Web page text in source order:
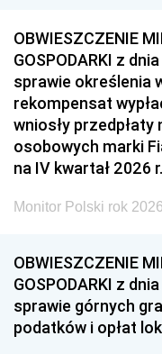
OBWIESZCZENIE
GOSPODARKI z
sprawie określenia
rekompensat
wniosły
osobowych marki
na IV kwartał 2026 r.
Monitor Polski rok
OBWIESZCZENIE
GOSPODARKI z
sprawie górnych
podatków i opłat